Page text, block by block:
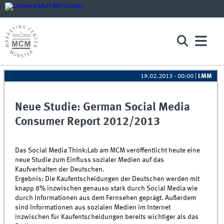
19.02.2013 - 00:00 LMM
Neue Studie: German Social Media
Consumer Report 2012/2013
Das Social Media Think:Lab am MCM veröffentlicht heute eine
neue Studie zum Einfluss sozialer Medien auf das
Kaufverhalten der Deutschen.
Ergebnis: Die Kaufentscheidungen der Deutschen werden mit
knapp 8% inzwischen genauso stark durch Social Media wie
durch Informationen aus dem Fernsehen geprägt. Außerdem
sind Informationen aus sozialen Medien im Internet
inzwischen für Kaufentscheidungen bereits wichtiger als das